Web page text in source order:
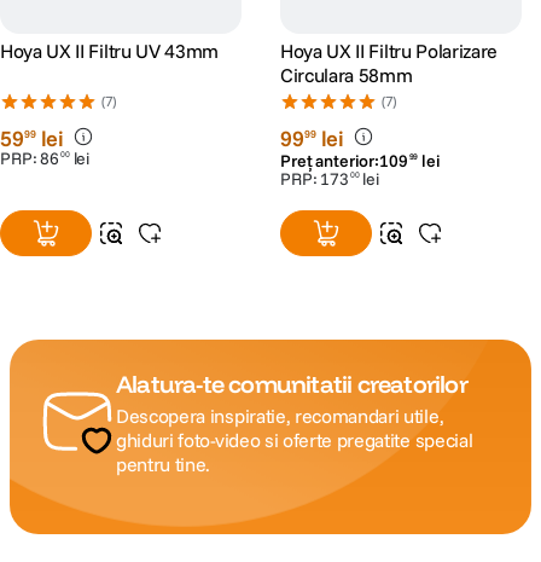
Hoya UX II Filtru UV 43mm
(7)
5999 lei
PRP:86 00 lei
Hoya UX II Filtru Polarizare
Circulara 58mm
(7)
9999 lei
Preț anterior:109 99 lei
PRP: 173 00 lei
Alatura-te comunitatii creatorilor
Descopera inspiratie, recomandari utile,
ghiduri foto-video si oferte pregatite special
pentru tine.